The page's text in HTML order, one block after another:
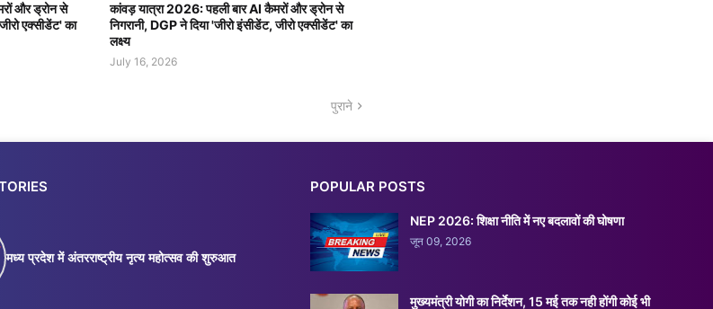
और ड्रोन से
एक्सीडेंट' का
कांवड़ यात्रा 2026: पहली बार AI कैमरों और ड्रोन से
निगरानी, DGP ने दिया 'जीरो इंसीडेंट, जीरो एक्सीडेंट' का
लक्ष्य
July 16, 2026
पुराने
मध्य प्रदेश में अंतरराष्ट्रीय नृत्य महोत्सव की शुरुआत
POPULAR POSTS
NEP 2026: शिक्षा नीति में नए बदलावों की घोषणा
जून 09, 2026
मुख्यमंत्री योगी का निर्देशन, 15 मई तक नही होंगी कोई भी